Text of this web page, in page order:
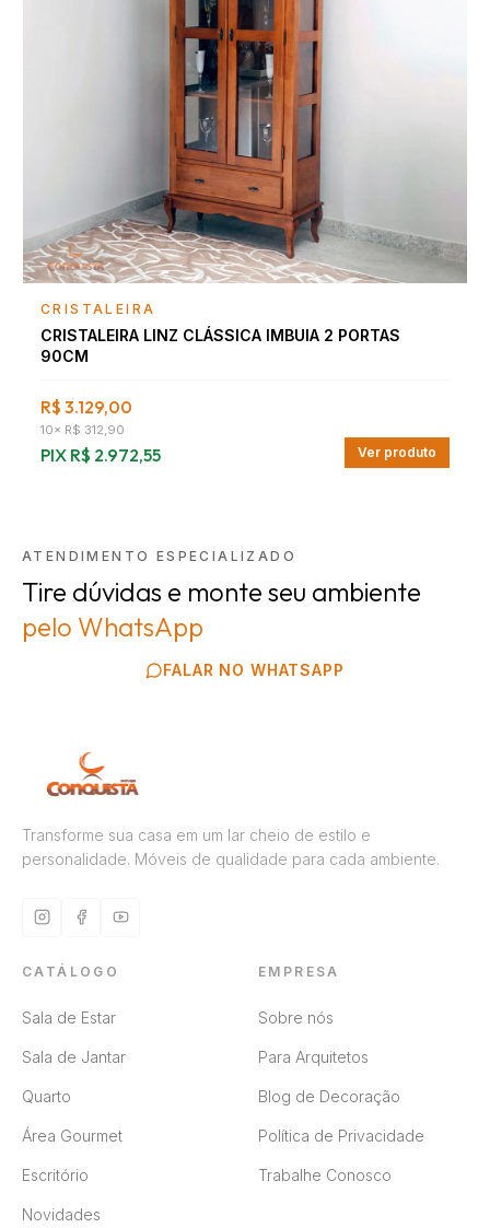
CRISTALEIRA
CRISTALEIRA LINZ CLÁSSICA IMBUIA 2 PORTAS
90CM
R$ 3.129,00
10× R$ 312,90
PIX R$ 2.972,55 Ver produto
ATENDIMENTO ESPECIALIZADO
Tire dúvidas e monte seu ambiente
pelo WhatsApp
FALAR NO WHATSAPP
Transforme sua casa em um lar cheio de estilo e
personalidade. Móveis de qualidade para cada ambiente.
CATÁLOGO
Sala de Estar
Sala de Jantar
Quarto
Área Gourmet
Escritório
Novidades
EMPRESA
Sobre nós
Para Arquitetos
Blog de Decoração
Política de Privacidade
Trabalhe Conosco